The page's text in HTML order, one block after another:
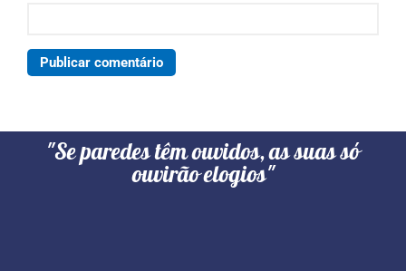
"Se paredes têm ouvidos, as suas só
ouvirão elogios"